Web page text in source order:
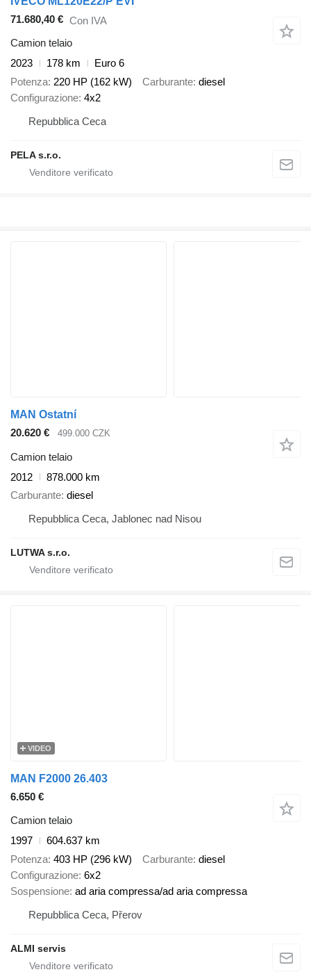
71.680,40 € Con IVA
Camion telaio
2023
178 km
Euro 6
Potenza 220 HP (162 kW) Carburante diesel
Configurazione 4x2
Repubblica Ceca
PELA s.r.o.
MAN Ostatní
20.620 €
499.000 CZK
Camion telaio
2012
878.000 km
Carburante diesel
Repubblica Ceca, Jablonec nad Nisou
LUTWA s.r.o.
VIDEO
MAN F2000 26.403
6.650 €
Camion telaio
1997
604.637 km
Potenza 403 HP (296 kW) Carburante diesel
Configurazione 6x2
Sospensione ad aria compressa/ad aria compressa
Repubblica Ceca, Přerov
ALMI servis